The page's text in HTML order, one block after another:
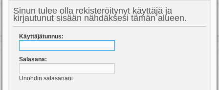
Sinun tulee olla rekisteröitynyt käyttäjä ja
kirjautunut sisään nähdäksesi tämän alueen.
Käyttäjätunnus:
Salasana:
Unohdin salasanani